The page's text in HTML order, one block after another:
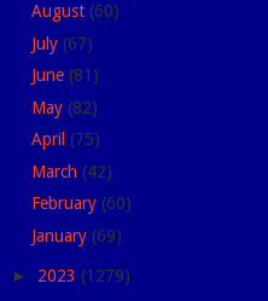
August (60)
July (67)
June (81)
May (82)
April (75)
March (42)
February (60)
January (69)
► 2023 (1279)